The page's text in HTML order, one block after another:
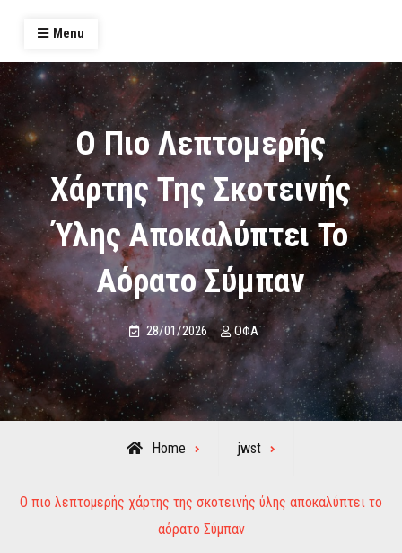
Menu
Ο Πιο Λεπτομερής
Χάρτης Της Σκοτεινής
Ύλης Αποκαλύπτει Το
Αόρατο Σύμπαν
28/01/2026 ΟΦΑ
Home jwst
Ο πιο λεπτομερής χάρτης της σκοτεινής ύλης αποκαλύπτει το
αόρατο Σύμπαν